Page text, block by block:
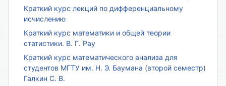
Краткий курс лекций по дифференциальному
исчислению
Краткий курс математики и общей теории
статистики. В. Г. Рау
Краткий курс математического анализа для
студентов МГТУ им. Н. Э. Баумана (второй семестр)
Галкин С. В.